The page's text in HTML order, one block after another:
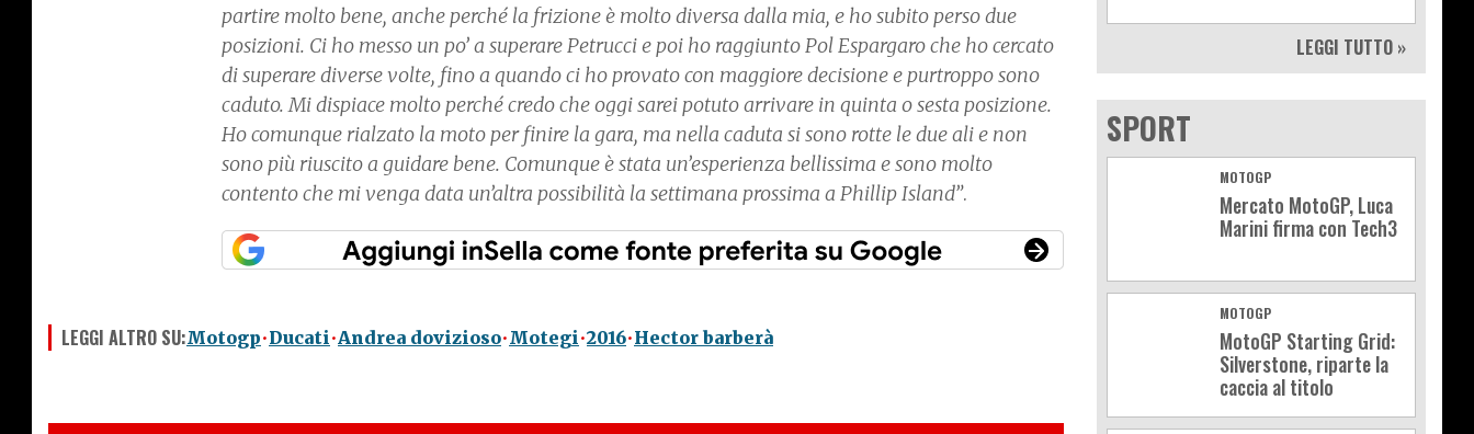
partire molto bene, anche perché la frizione è molto diversa dalla mia, e ho subito perso due
posizioni. Ci ho messo un po’ a superare Petrucci e poi ho raggiunto Pol Espargaro che ho cercato
di superare diverse volte, fino a quando ci ho provato con maggiore decisione e purtroppo sono
caduto. Mi dispiace molto perché credo che oggi sarei potuto arrivare in quinta o sesta posizione.
Ho comunque rialzato la moto per finire la gara, ma nella caduta si sono rotte le due ali e non
sono più riuscito a guidare bene. Comunque è stata un’esperienza bellissima e sono molto
contento che mi venga data un’altra possibilità la settimana prossima a Phillip Island”.
LEGGI ALTRO SU:Motogp Ducati Andrea dovizioso Motegi 2016 Hector barberà
LEGGI TUTTO »
SPORT
MOTOGP
Mercato MotoGP, Luca
Marini firma con Tech3
MOTOGP
MotoGP Starting Grid:
Silverstone, riparte la
caccia al titolo